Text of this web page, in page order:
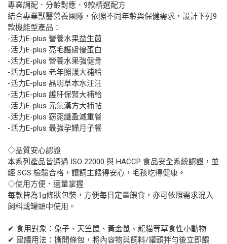
專業調配．分齡對應．9款精選配方
結合專業獸醫營養團隊，依照不同年齡與保健需求，設計下列9
款機能型產品：
-活力E-plus 營養水果益生菌
-活力E-plus 亮毛護膚優蛋白
-活力E-plus 營養水果強健骨
-活力E-plus 老年照護大補給
-活力E-plus 晶明草本水汪汪
-活力E-plus 護肝保腎大補給
-活力E-plus 元氣漢方大補帖
-活力E-plus 窈窕纖盈減重餐
-活力E-plus 最強孕婦月子餐
◇品質安心認證
本系列產品皆通過 ISO 22000 與 HACCP 食品安全系統認證，並
經 SGS 檢驗合格，讓飼主餵得安心，毛孩吃得健康。
◇使用方便．適量掌握
每款皆為1g條狀包裝，方便每日定量餵食，亦可依照需求混入
飼料或罐頭中使用。
✔ 食用對象：兔子、天竺鼠、黃金鼠、龍貓等草食性小動物
✔ 建議用法：撕開條包，將內容物與飼料/罐頭拌勻後立即餵